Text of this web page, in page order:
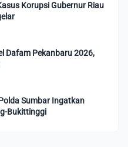
Korupsi Gubernur Riau
Dafam Pekanbaru 2026,
Sumbar Ingatkan
Bukittinggi